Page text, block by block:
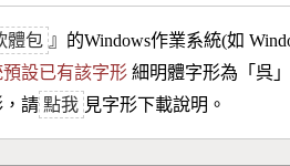
體包 』的Windows作業系統(如
預設已有該字形 細明體字形為「呉
，請 點我 見字形下載說明。